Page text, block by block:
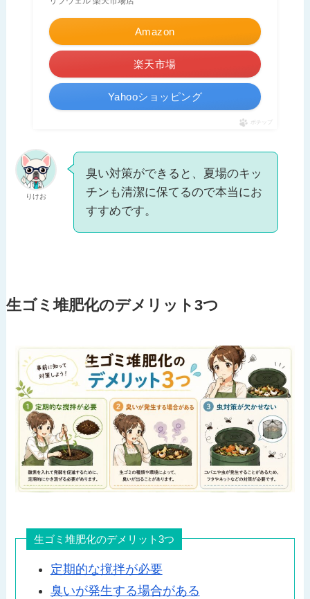
Amazon
楽天市場
Yahooショッピング
ポチップ
りけお
臭い対策ができると、夏場のキッ
チンも清潔に保てるので本当にお
すすめです。
生ゴミ堆肥化のデメリット3つ
生ゴミ堆肥化のデメリット3つ
定期的な撹拌が必要
臭いが発生する場合がある